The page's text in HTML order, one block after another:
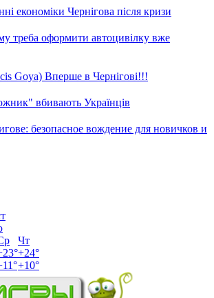
економіки Чернігова після кризи
треба оформити автоцивілку вже
Goya) Вперше в Чернігові!!!
вбивають Українців
безопасное вождение для новичков и
Чт
23°+24°
11°+10°